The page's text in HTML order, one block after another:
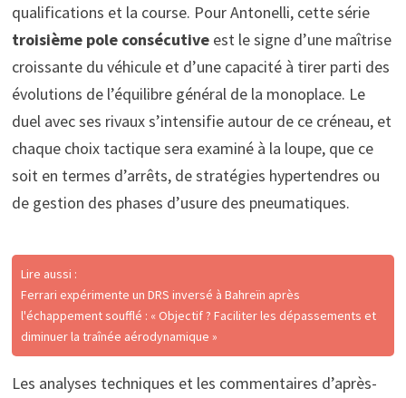
qualifications et la course. Pour Antonelli, cette série
troisième pole consécutiveest le signe d’une maîtrise
croissante du véhicule et d’une capacité à tirer parti des
évolutions de l’équilibre général de la monoplace. Le
duel avec ses rivaux s’intensifie autour de ce créneau, et
chaque choix tactique sera examiné à la loupe, que ce
soit en termes d’arrêts, de stratégies hypertendres ou
de gestion des phases d’usure des pneumatiques.
Lire aussi :
Ferrari expérimente un DRS inversé à Bahreïn après
l'échappement soufflé : « Objectif ? Faciliter les dépassements et
diminuer la traînée aérodynamique »
Les analyses techniques et les commentaires d’après-